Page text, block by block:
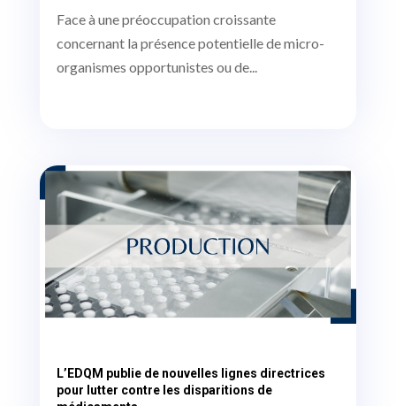
Face à une préoccupation croissante
concernant la présence potentielle de micro-
organismes opportunistes ou de...
L’EDQM publie de nouvelles lignes directrices
pour lutter contre les disparitions de